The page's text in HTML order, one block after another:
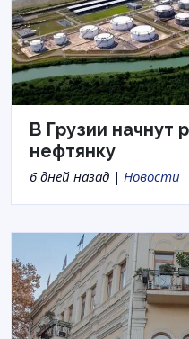
В Грузии начнут
нефтянку
6 дней назад | Новости